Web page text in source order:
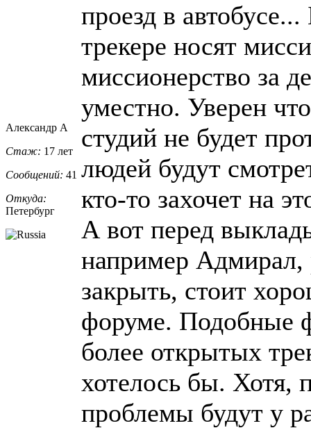
Александр А
Стаж: 17 лет
Сообщений: 41
Откуда:
Петербург
проезд в
трекере носят
миссионерство за
уместно. Уверен
студий не будет
людей будут
кто-то захочет на
А вот перед
например Адмирал,
закрыть, стоит
форуме. Подобные
более открытых
хотелось бы. Хотя,
проблемы будут у